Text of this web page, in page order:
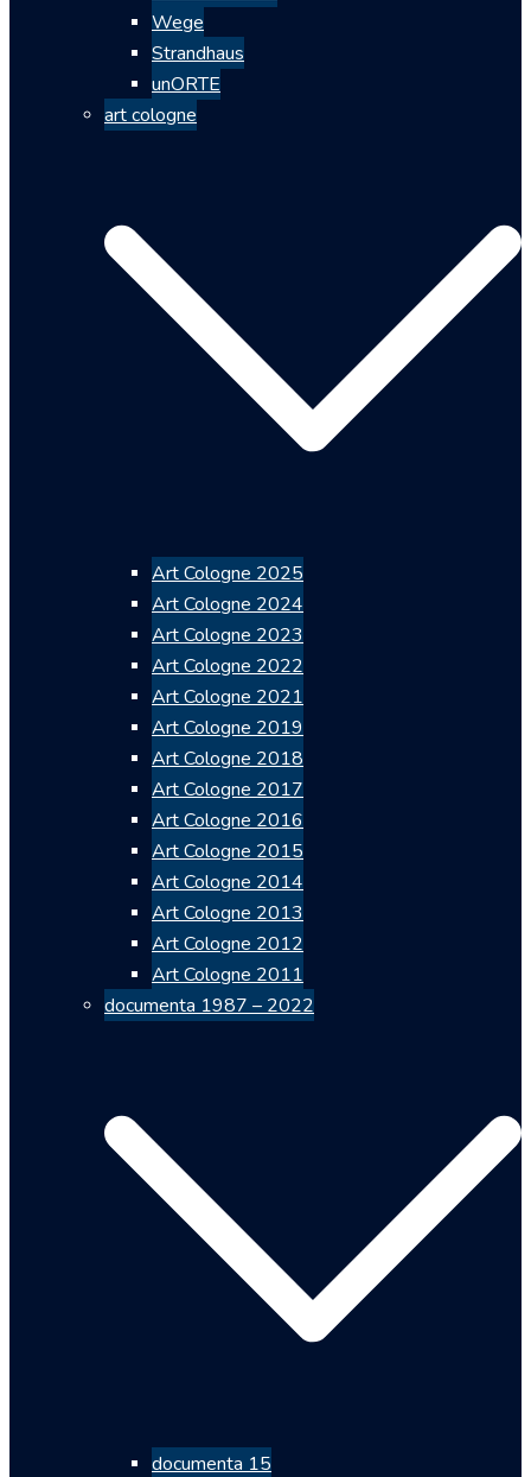
Wege
Strandhaus
unORTE
art cologne
Art Cologne 2025
Art Cologne 2024
Art Cologne 2023
Art Cologne 2022
Art Cologne 2021
Art Cologne 2019
Art Cologne 2018
Art Cologne 2017
Art Cologne 2016
Art Cologne 2015
Art Cologne 2014
Art Cologne 2013
Art Cologne 2012
Art Cologne 2011
documenta 1987 – 2022
documenta 15